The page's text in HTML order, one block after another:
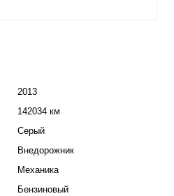
2013
142034 км
Серый
Внедорожник
Механика
Бензиновый